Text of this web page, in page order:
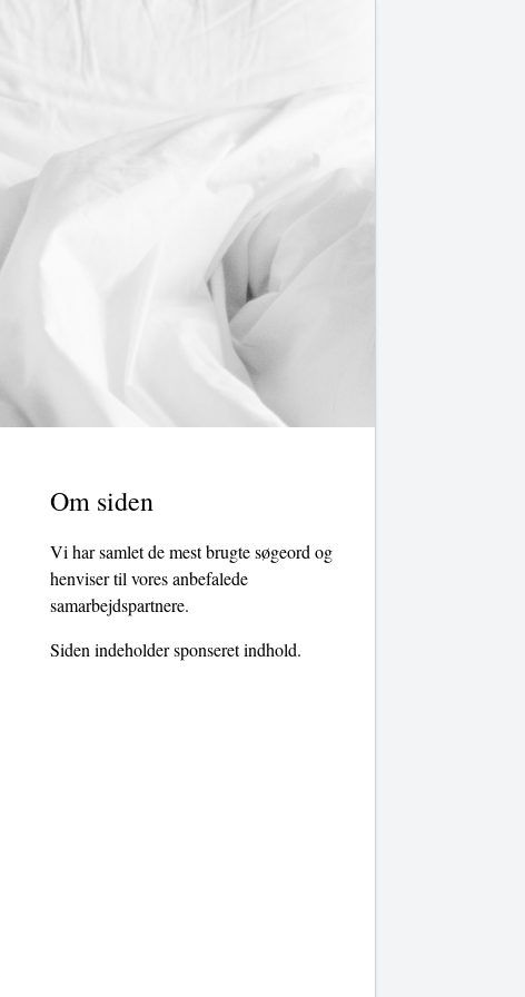
Om siden
Vi har samlet de mest brugte søgeord og
henviser til vores anbefalede
samarbejdspartnere.
Siden indeholder sponseret indhold.